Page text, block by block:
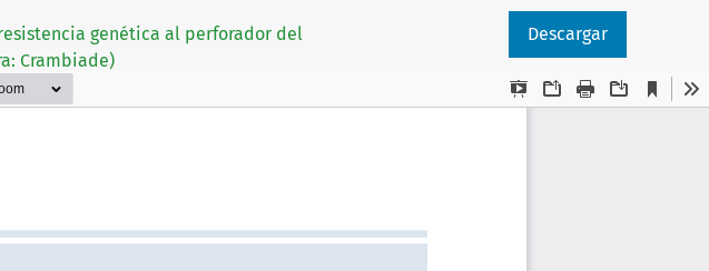
genética al perforador del
Crambiade)
Descargar